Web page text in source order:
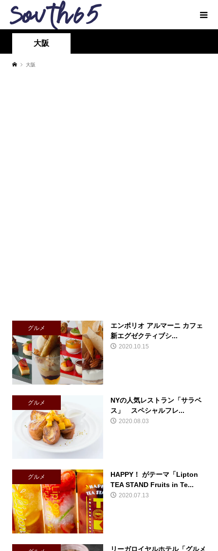
大阪
大阪
グルメ
エンポリオ アルマーニ カフェ
新エグゼクティブシ...
2020.10.15
グルメ
NYの人気レストラン「サラベ
ス」 スペシャルフレ...
2020.08.03
グルメ
HAPPY！ がテーマ「Lipton
TEA STAND Fruits in Te...
2020.07.13
リーガロイヤルホテル「グルメ